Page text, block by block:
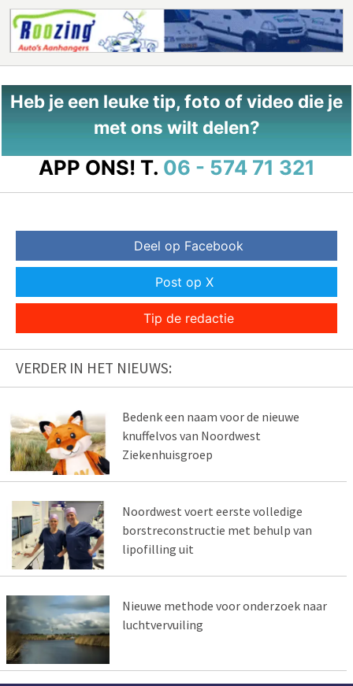
Heb je een leuke tip, foto of video die je
met ons wilt delen?
APP ONS! T. 06 - 574 71 321
Deel op Facebook
Post op X
Tip de redactie
VERDER IN HET NIEUWS:
Bedenk een naam voor de nieuwe
knuffelvos van Noordwest
Ziekenhuisgroep
Noordwest voert eerste volledige
borstreconstructie met behulp van
lipofilling uit
Nieuwe methode voor onderzoek naar
luchtvervuiling